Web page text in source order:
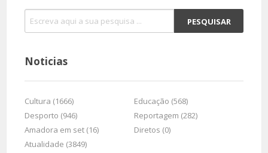
Noticias
Cultura (1666)
Educação (568)
Desporto (946)
Reportagem (282)
Amadora em set (16)
Diretos (0)
Atualidade (3849)